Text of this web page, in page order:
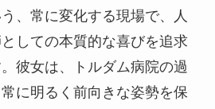
、常に変化する現場で、人
しての本質的な喜びを追求
彼女は、トルダム病院の過
に明るく前向きな姿勢を保